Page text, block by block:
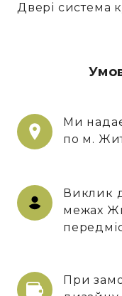
Двері система
Ми
по м.
Виклик
межах
При